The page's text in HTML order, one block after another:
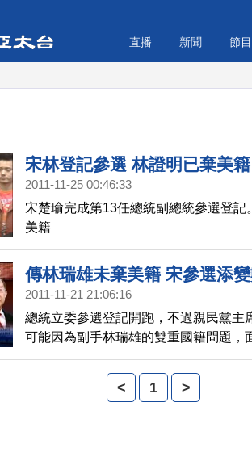
直播 新聞 節目
宋林登記參選 林證明已棄美籍
2011-11-25 00:46:33
宋楚瑜完成第13任總統副總統參選登記
美籍
傳林瑞雄未棄美籍 宋參選添
2011-11-21 21:06:16
總統立委參選登記開跑，不過親民黨主
可能因為副手林瑞雄的雙重國籍問題，
民黨21日強調，林瑞雄已經在9月27日
會表示，只要放棄的手續，在登記截止
< 1 >